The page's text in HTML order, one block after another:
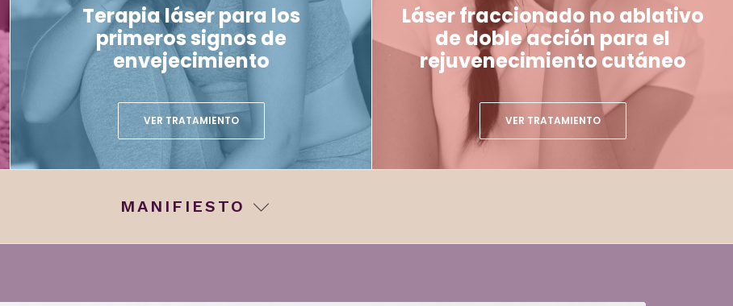
Terapia láser para los
primeros signos de
envejecimiento
VER TRATAMIENTO
Láser fraccionado no ablativo
de doble acción para el
rejuvenecimiento cutáneo
VER TRATAMIENTO
MANIFIESTO